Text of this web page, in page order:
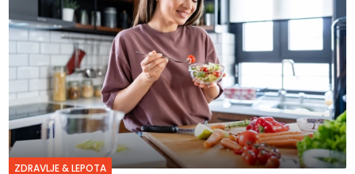
ZDRAVLJE & LEPOTA